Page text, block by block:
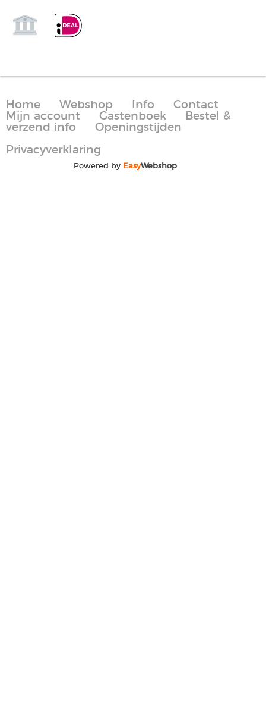
Home Webshop Info
Contact
Mijn account
Gastenboek
Bestel &
verzend info
Openingstijden
Privacyverklaring
Powered by EasyWebshop